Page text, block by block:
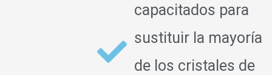
capacitados para
sustituir la mayoría
de los cristales de